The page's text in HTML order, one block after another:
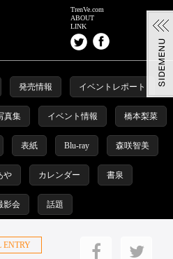
TrenVe.com
ABOUT
LINK
発売情報 イベントレポート
真集 イベント情報 橋本梨菜
表紙 Blu-ray 森咲智美
や カレンダー 書泉
影会 話題
ENTRY